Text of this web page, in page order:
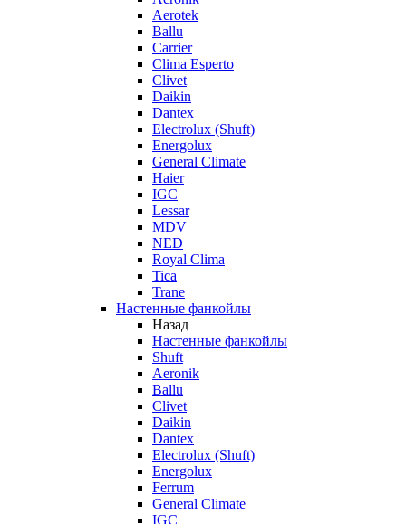
Aerotek
Ballu
Carrier
Clima Esperto
Clivet
Daikin
Dantex
Electrolux (Shuft)
Energolux
General Climate
Haier
IGC
Lessar
MDV
NED
Royal Clima
Tica
Trane
Настенные фанкойлы
Назад
Настенные фанкойлы
Shuft
Aeronik
Ballu
Clivet
Daikin
Dantex
Electrolux (Shuft)
Energolux
Ferrum
General Climate
IGC